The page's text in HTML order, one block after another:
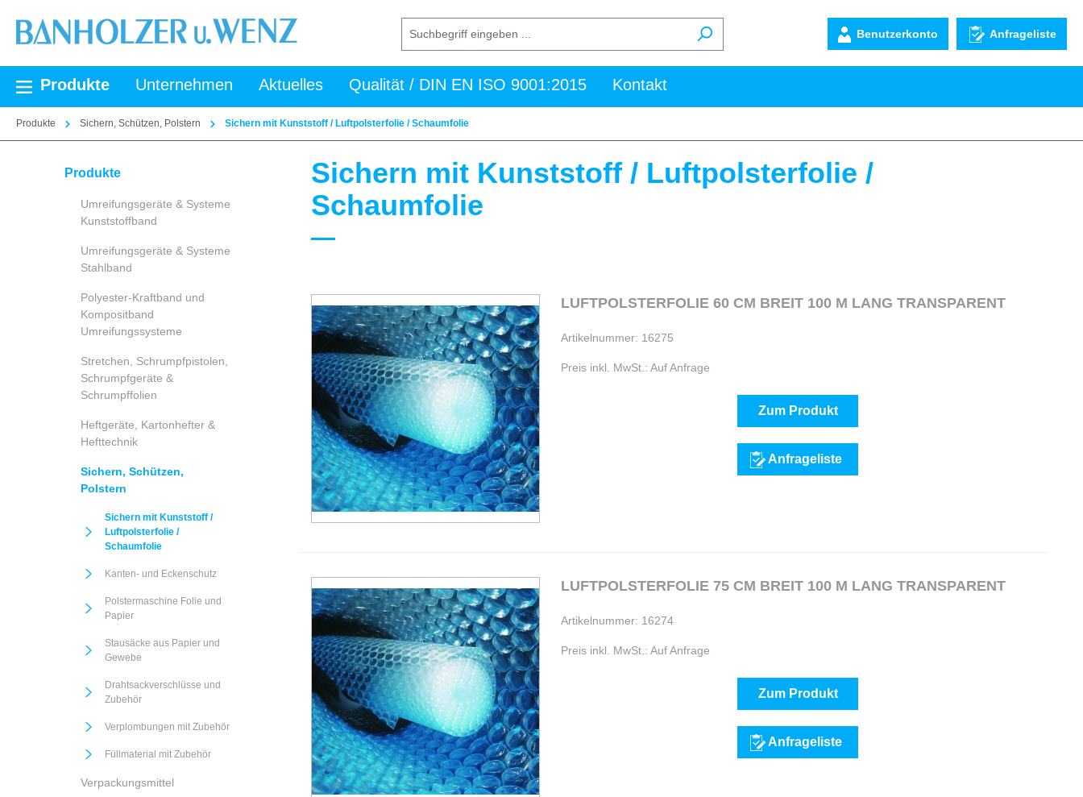
Zur Hauptnavigation springen
Benutzerkonto Anfrageliste
Produkte Unternehmen Aktuelles Qualität / DIN EN ISO 9001:2015 Kontakt
Produkte Sichern, Schützen, Polstern Sichern mit Kunststoff / Luftpolsterfolie / Schaumfolie
Produkte
Umreifungsgeräte & Systeme
Kunststoffband
Umreifungsgeräte & Systeme
Stahlband
Polyester-Kraftband und
Kompositband
Umreifungssysteme
Stretchen, Schrumpfpistolen,
Schrumpfgeräte &
Schrumpffolien
Heftgeräte, Kartonhefter &
Hefttechnik
Sichern, Schützen,
Polstern
Sichern mit Kunststoff /
Luftpolsterfolie /
Schaumfolie
Kanten- und Eckenschutz
Polstermaschine Folie und
Papier
Stausäcke aus Papier und
Gewebe
Drahtsackverschlüsse und
Zubehör
Verplombungen mit Zubehör
Füllmaterial mit Zubehör
Verpackungsmittel
Sichern mit Kunststoff / Luftpolsterfolie /
Schaumfolie
LUFTPOLSTERFOLIE 60 CM BREIT 100 M LANG TRANSPARENT
Artikelnummer: 16275
Preis inkl. MwSt.: Auf Anfrage
Zum Produkt
Anfrageliste
LUFTPOLSTERFOLIE 75 CM BREIT 100 M LANG TRANSPARENT
Artikelnummer: 16274
Preis inkl. MwSt.: Auf Anfrage
Zum Produkt
Anfrageliste